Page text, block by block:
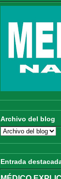
Archivo del blog
Entrada